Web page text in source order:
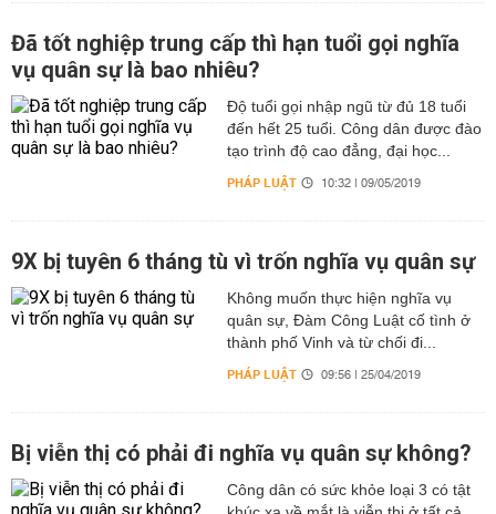
Đã tốt nghiệp trung cấp thì hạn tuổi gọi nghĩa
vụ quân sự là bao nhiêu?
Độ tuổi gọi nhập ngũ từ đủ 18 tuổi
đến hết 25 tuổi. Công dân được đào
tạo trình độ cao đẳng, đại học...
PHÁP LUẬT 10:32 | 09/05/2019
9X bị tuyên 6 tháng tù vì trốn nghĩa vụ quân sự
Không muốn thực hiện nghĩa vụ
quân sự, Đàm Công Luật cố tình ở
thành phố Vinh và từ chối đi...
PHÁP LUẬT 09:56 | 25/04/2019
Bị viễn thị có phải đi nghĩa vụ quân sự không?
Công dân có sức khỏe loại 3 có tật